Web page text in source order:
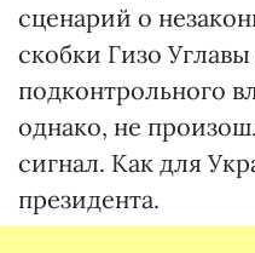
сценарий о
скобки Гизо
подконтрольного
однако, не
сигнал. Как для
президента.